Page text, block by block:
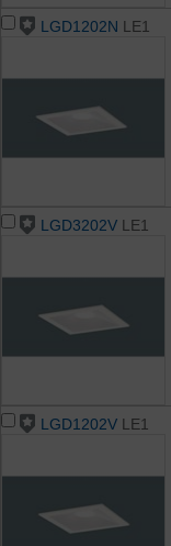
LGD1202N LE1
LGD3202V LE1
LGD1202V LE1